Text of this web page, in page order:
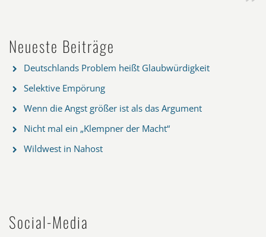
Neueste Beiträge
Deutschlands Problem heißt Glaubwürdigkeit
Selektive Empörung
Wenn die Angst größer ist als das Argument
Nicht mal ein „Klempner der Macht“
Wildwest in Nahost
Social-Media